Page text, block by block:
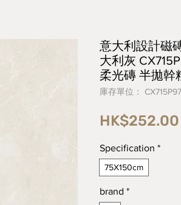
意大利設計磁
大利灰
柔光磚 半拋幹
庫存單位： CX715P97
HK$252.00
Specification *
75X150cm
brand *